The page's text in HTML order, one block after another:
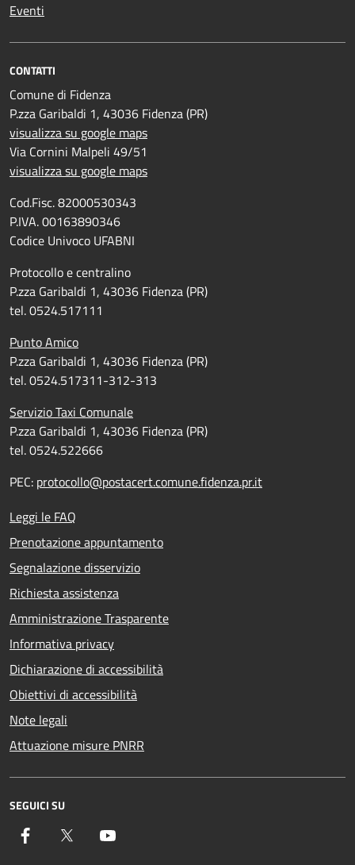
Eventi
CONTATTI
Comune di Fidenza
P.zza Garibaldi 1, 43036 Fidenza (PR)
visualizza su google maps
Via Cornini Malpeli 49/51
visualizza su google maps
Cod.Fisc. 82000530343
P.IVA. 00163890346
Codice Univoco UFABNI
Protocollo e centralino
P.zza Garibaldi 1, 43036 Fidenza (PR)
tel. 0524.517111
Punto Amico
P.zza Garibaldi 1, 43036 Fidenza (PR)
tel. 0524.517311-312-313
Servizio Taxi Comunale
P.zza Garibaldi 1, 43036 Fidenza (PR)
tel. 0524.522666
PEC: protocollo@postacert.comune.fidenza.pr.it
Leggi le FAQ
Prenotazione appuntamento
Segnalazione disservizio
Richiesta assistenza
Amministrazione Trasparente
Informativa privacy
Dichiarazione di accessibilità
Obiettivi di accessibilità
Note legali
Attuazione misure PNRR
SEGUICI SU
Facebook Twitter